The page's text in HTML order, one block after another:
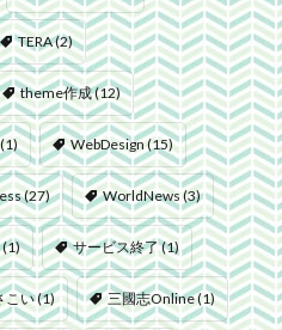
TERA(2)
theme作成(12)
WebDesign(15)
(27) WorldNews(3)
(1) サービス終了(1)
こい(1) 三國志Online(1)